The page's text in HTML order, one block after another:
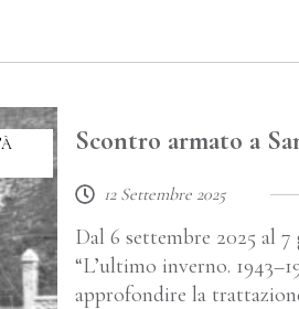
Scontro armato a
12 Settembre 2025
Dal 6 settembre 2025 al
“L’ultimo inverno.
approfondire la